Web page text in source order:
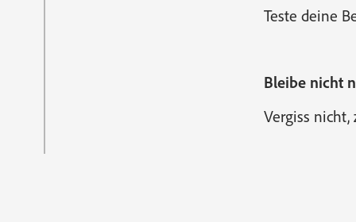
Teste deine
Bleibe nicht
Vergiss